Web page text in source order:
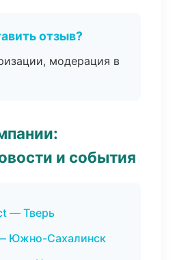
отзыв?
модерация в
и события
— Тверь
Южно-Сахалинск